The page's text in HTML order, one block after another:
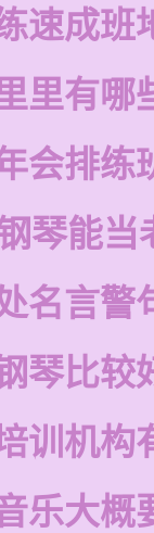
速成班
里有哪
会排练
琴能当
名言警
琴比较
训机构
乐大概